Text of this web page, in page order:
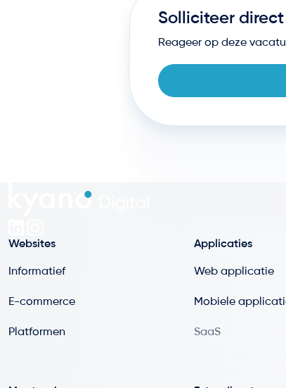
Solliciteer
Reageer op deze
Websites
Informatief
E-commerce
Platformen
Applicaties
Web applicatie
Mobiele
SaaS